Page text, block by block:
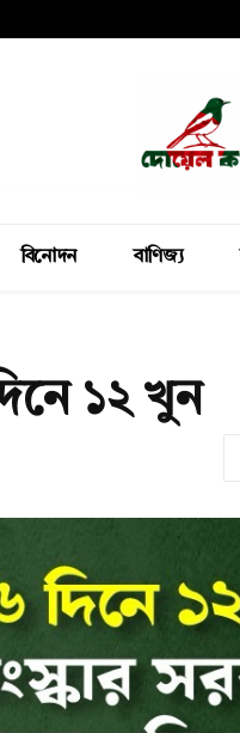
বিনোদন বাণিজ্য
১২ খুন